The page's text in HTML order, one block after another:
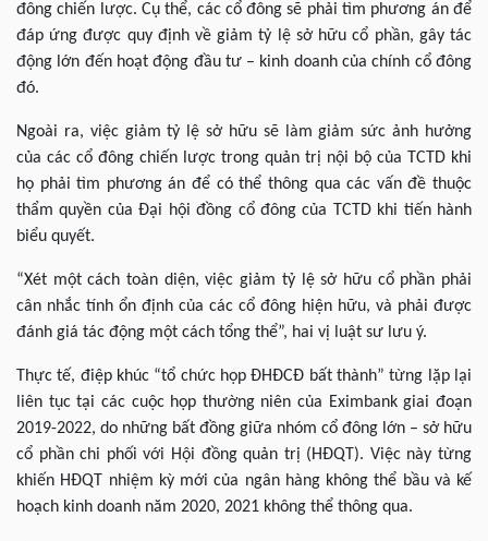
đông chiến lược. Cụ thể, các cổ đông sẽ phải tìm phương án để
đáp ứng được quy định về giảm tỷ lệ sở hữu cổ phần, gây tác
động lớn đến hoạt động đầu tư – kinh doanh của chính cổ đông
đó.
Ngoài ra, việc giảm tỷ lệ sở hữu sẽ làm giảm sức ảnh hưởng
của các cổ đông chiến lược trong quản trị nội bộ của TCTD khi
họ phải tìm phương án để có thể thông qua các vấn đề thuộc
thẩm quyền của Đại hội đồng cổ đông của TCTD khi tiến hành
biểu quyết.
“Xét một cách toàn diện, việc giảm tỷ lệ sở hữu cổ phần phải
cân nhắc tính ổn định của các cổ đông hiện hữu, và phải được
đánh giá tác động một cách tổng thể”, hai vị luật sư lưu ý.
Thực tế, điệp khúc “tổ chức họp ĐHĐCĐ bất thành” từng lặp lại
liên tục tại các cuộc họp thường niên của Eximbank giai đoạn
2019-2022, do những bất đồng giữa nhóm cổ đông lớn – sở hữu
cổ phần chi phối với Hội đồng quản trị (HĐQT). Việc này từng
khiến HĐQT nhiệm kỳ mới của ngân hàng không thể bầu và kế
hoạch kinh doanh năm 2020, 2021 không thể thông qua.